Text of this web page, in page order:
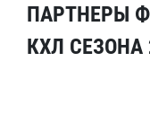
ПАРТНЕРЫ
КХЛ СЕЗОНА